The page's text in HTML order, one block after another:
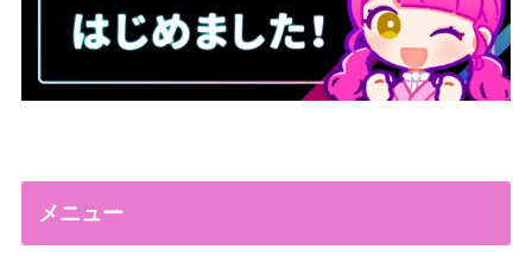
メニュー